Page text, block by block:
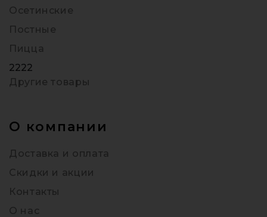
Осетинские
Постные
Пицца
2222
Другие товары
О компании
Доставка и оплата
Скидки и акции
Контакты
О нас